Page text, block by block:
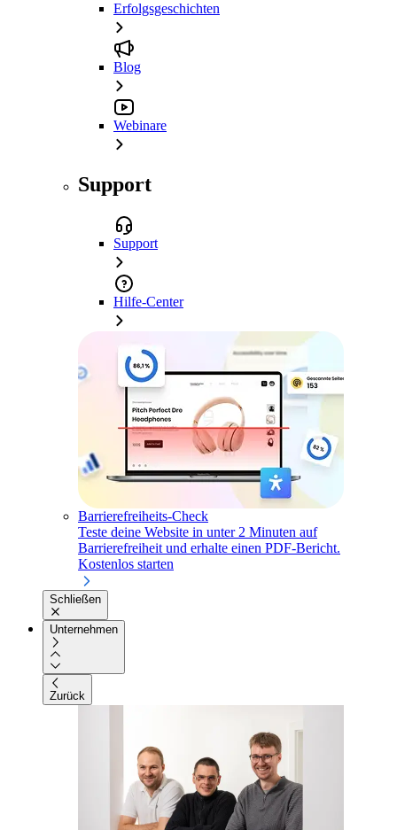
Erfolgsgeschichten
Blog
Webinare
Support
Support
Hilfe-Center
Barrierefreiheits-Check
Teste deine Website in unter 2 Minuten auf
Barrierefreiheit und erhalte einen PDF-Bericht.
Kostenlos starten
Schließen
Unternehmen
Zurück